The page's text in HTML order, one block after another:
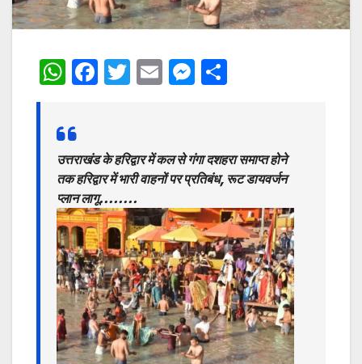
W
at
s
A
p
p
F
e
b
o
o
k
T
er
E
l
M
s
e
n
g
er
e
उत्तराखंड के हरिद्वार में कल से गंगा दशहरा समाप्त होने
तक हरिद्वार में भारी वाहनों पर प्रतिबंध, रूट डायवर्जन
प्लान लागू……..